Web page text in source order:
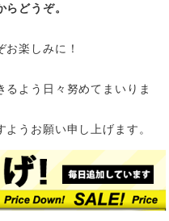
どうぞ。
楽しみに！
よう日々努めてまいりま
うお願い申し上げます。